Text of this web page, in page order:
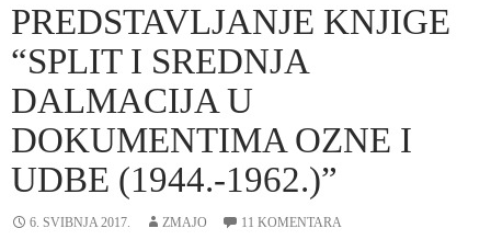
PREDSTAVLJANJE KNJIGE
“SPLIT I SREDNJA
DALMACIJA U
DOKUMENTIMA OZNE I
UDBE (1944.-1962.)”
6. SVIBNJA 2017. ZMAJO 11 KOMENTARA